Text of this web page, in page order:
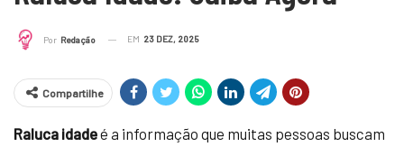
Por Redação EM 23 DEZ, 2025
Compartilhe
Raluca idadeé a informação que muitas pessoas buscam